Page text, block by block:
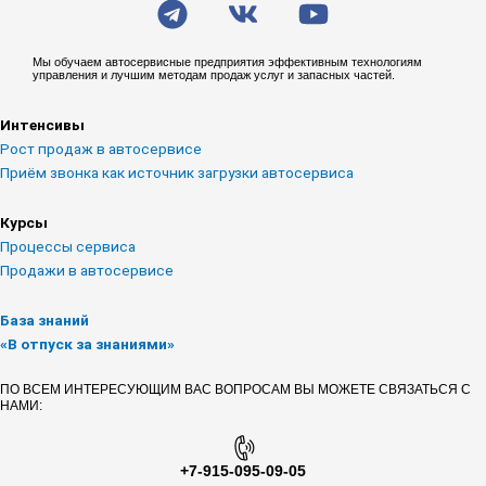
e
l
e
r
a
k
o
u
t
e
Мы обучаем автосервисные предприятия эффективным технологиям
управления и лучшим методам продаж услуг и запасных частей.
Интенсивы
Рост продаж в автосервисе
Приём звонка как источник загрузки автосервиса
Курсы
Процессы сервиса
Продажи в автосервисе
База знаний
«В отпуск за знаниями»
ПО ВСЕМ ИНТЕРЕСУЮЩИМ ВАС ВОПРОСАМ ВЫ МОЖЕТЕ СВЯЗАТЬСЯ С
НАМИ:
+7-915-095-09-05